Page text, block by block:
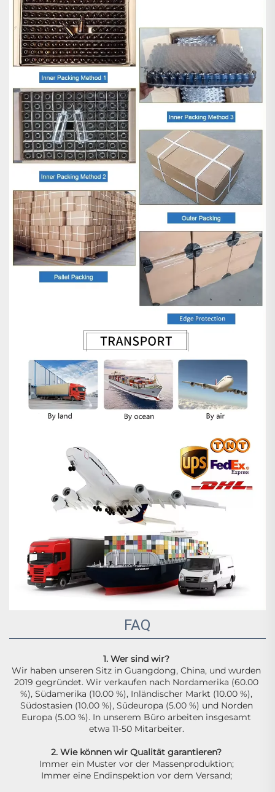
FAQ
1. Wer sind wir?
Wir haben unseren Sitz in Guangdong, China, und wurden
2019 gegründet. Wir verkaufen nach Nordamerika (60.00
%), Südamerika (10.00 %), Inländischer Markt (10.00 %),
Südostasien (10.00 %), Südeuropa (5.00 %) und Norden
Europa (5.00 %). In unserem Büro arbeiten insgesamt
etwa 11-50 Mitarbeiter.
2. Wie können wir Qualität garantieren?
Immer ein Muster vor der Massenproduktion;
Immer eine Endinspektion vor dem Versand;